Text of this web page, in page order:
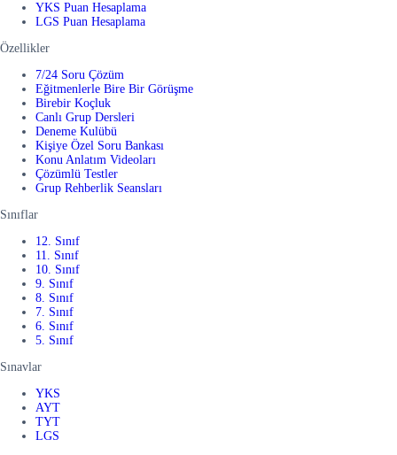
YKS Puan Hesaplama
LGS Puan Hesaplama
Özellikler
7/24 Soru Çözüm
Eğitmenlerle Bire Bir Görüşme
Birebir Koçluk
Canlı Grup Dersleri
Deneme Kulübü
Kişiye Özel Soru Bankası
Konu Anlatım Videoları
Çözümlü Testler
Grup Rehberlik Seansları
Sınıflar
12. Sınıf
11. Sınıf
10. Sınıf
9. Sınıf
8. Sınıf
7. Sınıf
6. Sınıf
5. Sınıf
Sınavlar
YKS
AYT
TYT
LGS